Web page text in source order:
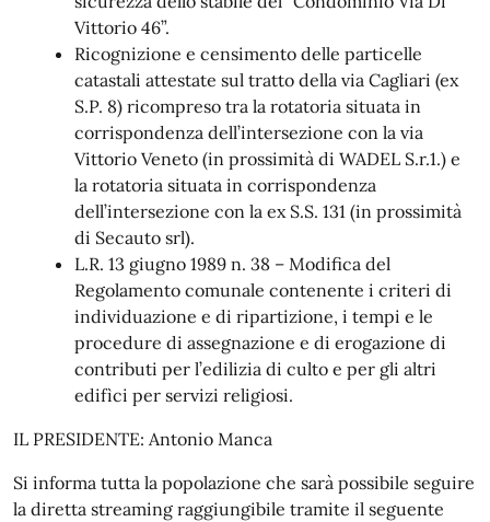
Vittorio 46”.
Ricognizione e censimento delle particelle
catastali attestate sul tratto della via Cagliari (ex
S.P. 8) ricompreso tra la rotatoria situata in
corrispondenza dell’intersezione con la via
Vittorio Veneto (in prossimità di WADEL S.r.1.) e
la rotatoria situata in corrispondenza
dell’intersezione con la ex S.S. 131 (in prossimità
di Secauto srl).
L.R. 13 giugno 1989 n. 38 – Modifica del
Regolamento comunale contenente i criteri di
individuazione e di ripartizione, i tempi e le
procedure di assegnazione e di erogazione di
contributi per l’edilizia di culto e per gli altri
edifìci per servizi religiosi.
IL PRESIDENTE: Antonio Manca
Si informa tutta la popolazione che sarà possibile seguire
la diretta streaming raggiungibile tramite il seguente